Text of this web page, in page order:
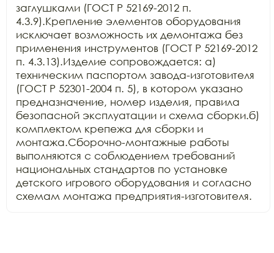
заглушками (ГОСТ Р 52169-2012 п.
4.3.9).Крепление элементов оборудования
исключает возможность их демонтажа без
применения инструментов (ГОСТ Р 52169-2012
п. 4.3.13).Изделие сопровождается: а)
техническим паспортом завода-изготовителя
(ГОСТ Р 52301-2004 п. 5), в котором указано
предназначение, номер изделия, правила
безопасной эксплуатации и схема сборки.б)
комплектом крепежа для сборки и
монтажа.Сборочно-монтажные работы
выполняются с соблюдением требований
национальных стандартов по установке
детского игрового оборудования и согласно
схемам монтажа предприятия-изготовителя.